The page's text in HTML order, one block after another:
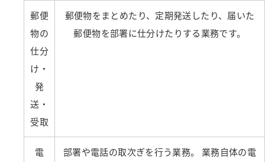
郵便
物の
仕分
け・
発
送・
受取
郵便物をまとめたり、定期発送したり、届いた
郵便物を部署に仕分けたりする業務です。
電
部署や電話の取次ぎを行う業務。 業務自体の電